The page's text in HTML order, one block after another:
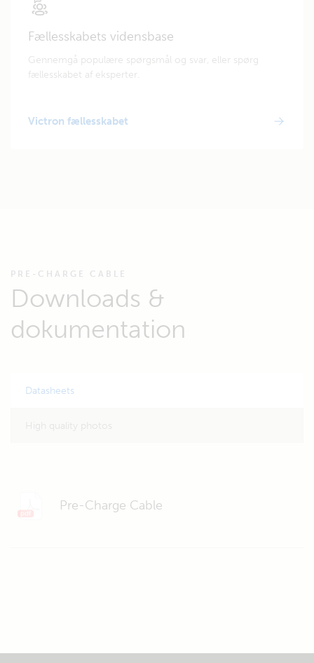
Fællesskabets vidensbase
Gennemgå populære spørgsmål og svar, eller spørg
fællesskabet af eksperter.
Victron fællesskabet
PRE-CHARGE CABLE
Downloads &
dokumentation
Datasheets
Pre-Charge Cable